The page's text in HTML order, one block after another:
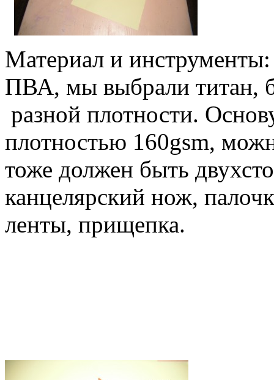
Материал и
ПВА, мы выбрали титан,
разной плотности.
плотностью 160gsm,
тоже должен быть
канцелярский нож,
ленты, прищепка.